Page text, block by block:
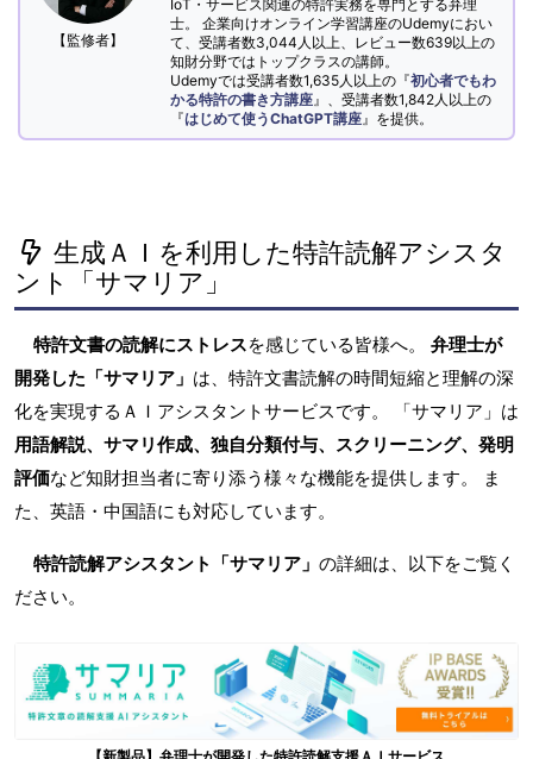
【監修者】
IoT・サービス関連の特許実務を専門とする弁理
士。 企業向けオンライン学習講座のUdemyにおい
て、受講者数3,044人以上、レビュー数639以上の
知財分野ではトップクラスの講師。
Udemyでは受講者数1,635人以上の『初心者でもわ
かる特許の書き方講座』、受講者数1,842人以上の
『はじめて使うChatGPT講座』を提供。
生成ＡＩを利用した特許読解アシスタ
ント「サマリア」
特許文書の読解にストレスを感じている皆様へ。 弁理士が
開発した「サマリア」 は、特許文書読解の時間短縮と理解の深
化を実現するＡＩアシスタントサービスです。 「サマリア」は
用語解説、サマリ作成、独自分類付与、スクリーニング、発明
評価など知財担当者に寄り添う様々な機能を提供します。 ま
た、英語・中国語にも対応しています。
特許読解アシスタント「サマリア」 の詳細は、以下をご覧く
ださい。